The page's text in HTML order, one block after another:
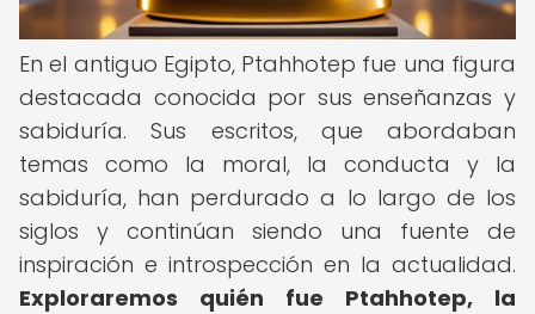
En el antiguo Egipto, Ptahhotep fue una figura
destacada conocida por sus enseñanzas y
sabiduría. Sus escritos, que abordaban
temas como la moral, la conducta y la
sabiduría, han perdurado a lo largo de los
siglos y continúan siendo una fuente de
inspiración e introspección en la actualidad.
Exploraremos quién fue Ptahhotep, la